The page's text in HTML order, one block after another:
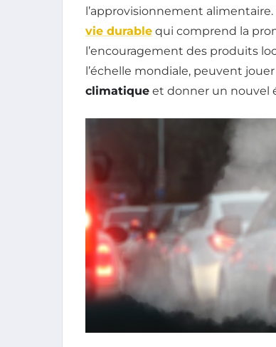
l’approvisionnement
vie durable qui comprend la
l’encouragement des produits
l’échelle mondiale, peuvent
climatique et donner un nouvel